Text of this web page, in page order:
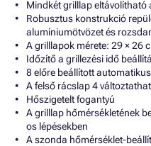
Mindkét grilllap eltávolítható
Robusztus konstrukció
alumíniumötvözet és
A grilllapok mérete: 29 × 26
Időzítő a grillezési idő
8 előre beállított
A felső rácslap 4
Hőszigetelt fogantyú
A grilllap hőmérsékletének
os lépésekben
A szonda hőmérséklet-